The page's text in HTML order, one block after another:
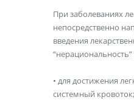
При заболеваниях
непосредственно
введения
• для достижения
системный кровоток;